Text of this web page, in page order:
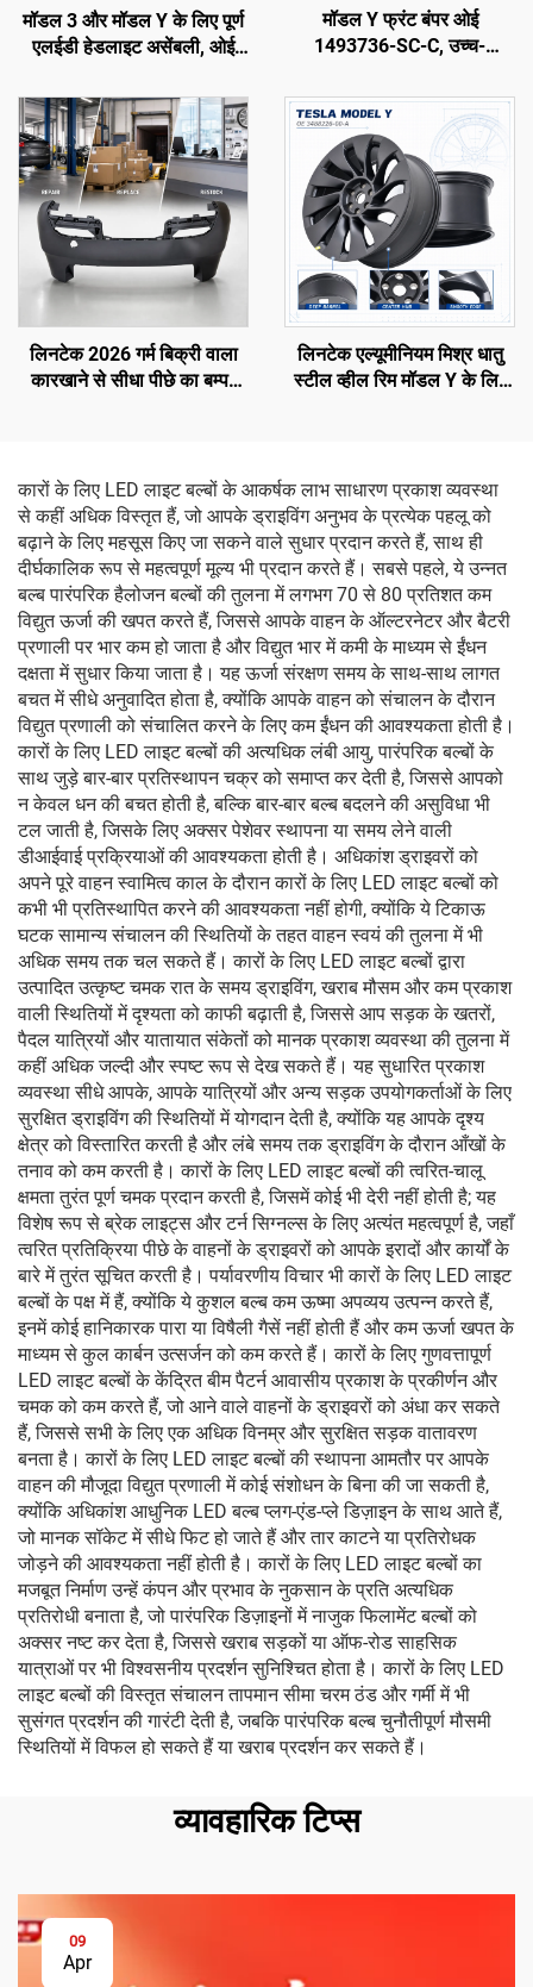
मॉडल 3 और मॉडल Y के लिए पूर्ण
एलईडी हेडलाइट असेंबली, ओई
00-E, 1514952-10-E,
ऑटोमोटिव लाइटिंग हेडलैंप
प्रतिस्थापन
मॉडल Y फ्रंट बंपर ओई
1493736-SC-C, उच्च-
मूल रडार और सेंसर के साथ संगत,
गैर-विनाशकारी स्थापना, मरम्मत
कार्यशाला और फ्लीट रखरखाव के
लिए
लिनटेक 2026 गर्म बिक्री वाला
कारखाने से सीधा पीछे का बम्पर
लिनटेक एल्यूमीनियम मिश्र धातु
स्टील व्हील रिम मॉडल Y के लिए
कारों के लिए LED लाइट बल्बों के आकर्षक लाभ साधारण प्रकाश व्यवस्था
से कहीं अधिक विस्तृत हैं, जो आपके ड्राइविंग अनुभव के प्रत्येक पहलू को
बढ़ाने के लिए महसूस किए जा सकने वाले सुधार प्रदान करते हैं, साथ ही
दीर्घकालिक रूप से महत्वपूर्ण मूल्य भी प्रदान करते हैं। सबसे पहले, ये उन्नत
बल्ब पारंपरिक हैलोजन बल्बों की तुलना में लगभग 70 से 80 प्रतिशत कम
विद्युत ऊर्जा की खपत करते हैं, जिससे आपके वाहन के ऑल्टरनेटर और बैटरी
प्रणाली पर भार कम हो जाता है और विद्युत भार में कमी के माध्यम से ईंधन
दक्षता में सुधार किया जाता है। यह ऊर्जा संरक्षण समय के साथ-साथ लागत
बचत में सीधे अनुवादित होता है, क्योंकि आपके वाहन को संचालन के दौरान
विद्युत प्रणाली को संचालित करने के लिए कम ईंधन की आवश्यकता होती है।
कारों के लिए LED लाइट बल्बों की अत्यधिक लंबी आयु, पारंपरिक बल्बों के
साथ जुड़े बार-बार प्रतिस्थापन चक्र को समाप्त कर देती है, जिससे आपको
न केवल धन की बचत होती है, बल्कि बार-बार बल्ब बदलने की असुविधा भी
टल जाती है, जिसके लिए अक्सर पेशेवर स्थापना या समय लेने वाली
डीआईवाई प्रक्रियाओं की आवश्यकता होती है। अधिकांश ड्राइवरों को
अपने पूरे वाहन स्वामित्व काल के दौरान कारों के लिए LED लाइट बल्बों को
कभी भी प्रतिस्थापित करने की आवश्यकता नहीं होगी, क्योंकि ये टिकाऊ
घटक सामान्य संचालन की स्थितियों के तहत वाहन स्वयं की तुलना में भी
अधिक समय तक चल सकते हैं। कारों के लिए LED लाइट बल्बों द्वारा
उत्पादित उत्कृष्ट चमक रात के समय ड्राइविंग, खराब मौसम और कम प्रकाश
वाली स्थितियों में दृश्यता को काफी बढ़ाती है, जिससे आप सड़क के खतरों,
पैदल यात्रियों और यातायात संकेतों को मानक प्रकाश व्यवस्था की तुलना में
कहीं अधिक जल्दी और स्पष्ट रूप से देख सकते हैं। यह सुधारित प्रकाश
व्यवस्था सीधे आपके, आपके यात्रियों और अन्य सड़क उपयोगकर्ताओं के लिए
सुरक्षित ड्राइविंग की स्थितियों में योगदान देती है, क्योंकि यह आपके दृश्य
क्षेत्र को विस्तारित करती है और लंबे समय तक ड्राइविंग के दौरान आँखों के
तनाव को कम करती है। कारों के लिए LED लाइट बल्बों की त्वरित-चालू
क्षमता तुरंत पूर्ण चमक प्रदान करती है, जिसमें कोई भी देरी नहीं होती है; यह
विशेष रूप से ब्रेक लाइट्स और टर्न सिग्नल्स के लिए अत्यंत महत्वपूर्ण है, जहाँ
त्वरित प्रतिक्रिया पीछे के वाहनों के ड्राइवरों को आपके इरादों और कार्यों के
बारे में तुरंत सूचित करती है। पर्यावरणीय विचार भी कारों के लिए LED लाइट
बल्बों के पक्ष में हैं, क्योंकि ये कुशल बल्ब कम ऊष्मा अपव्यय उत्पन्न करते हैं,
इनमें कोई हानिकारक पारा या विषैली गैसें नहीं होती हैं और कम ऊर्जा खपत के
माध्यम से कुल कार्बन उत्सर्जन को कम करते हैं। कारों के लिए गुणवत्तापूर्ण
LED लाइट बल्बों के केंद्रित बीम पैटर्न आवासीय प्रकाश के प्रकीर्णन और
चमक को कम करते हैं, जो आने वाले वाहनों के ड्राइवरों को अंधा कर सकते
हैं, जिससे सभी के लिए एक अधिक विनम्र और सुरक्षित सड़क वातावरण
बनता है। कारों के लिए LED लाइट बल्बों की स्थापना आमतौर पर आपके
वाहन की मौजूदा विद्युत प्रणाली में कोई संशोधन के बिना की जा सकती है,
क्योंकि अधिकांश आधुनिक LED बल्ब प्लग-एंड-प्ले डिज़ाइन के साथ आते हैं,
जो मानक सॉकेट में सीधे फिट हो जाते हैं और तार काटने या प्रतिरोधक
जोड़ने की आवश्यकता नहीं होती है। कारों के लिए LED लाइट बल्बों का
मजबूत निर्माण उन्हें कंपन और प्रभाव के नुकसान के प्रति अत्यधिक
प्रतिरोधी बनाता है, जो पारंपरिक डिज़ाइनों में नाजुक फिलामेंट बल्बों को
अक्सर नष्ट कर देता है, जिससे खराब सड़कों या ऑफ-रोड साहसिक
यात्राओं पर भी विश्वसनीय प्रदर्शन सुनिश्चित होता है। कारों के लिए LED
लाइट बल्बों की विस्तृत संचालन तापमान सीमा चरम ठंड और गर्मी में भी
सुसंगत प्रदर्शन की गारंटी देती है, जबकि पारंपरिक बल्ब चुनौतीपूर्ण मौसमी
स्थितियों में विफल हो सकते हैं या खराब प्रदर्शन कर सकते हैं।
व्यावहारिक टिप्स
09
Apr